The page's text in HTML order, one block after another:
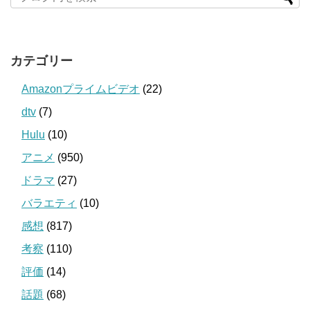
カテゴリー
Amazonプライムビデオ (22)
dtv (7)
Hulu (10)
アニメ (950)
ドラマ (27)
バラエティ (10)
感想 (817)
考察 (110)
評価 (14)
話題 (68)